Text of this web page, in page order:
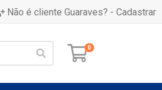
Não é cliente Guaraves? - Cadastrar
0